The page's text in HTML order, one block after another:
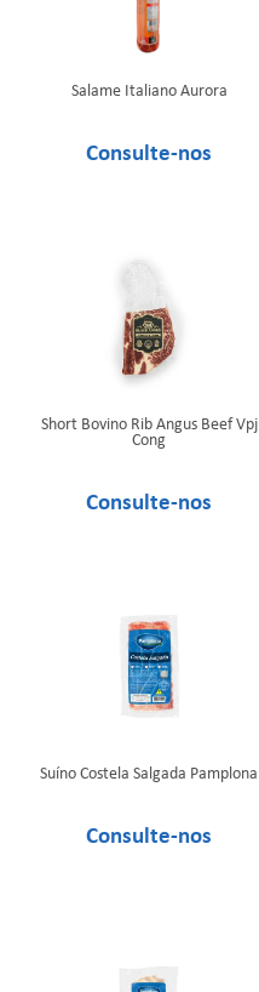
Salame Italiano Aurora
Short Bovino Rib Angus Beef Vpj
Cong
Suíno Costela Salgada Pamplona